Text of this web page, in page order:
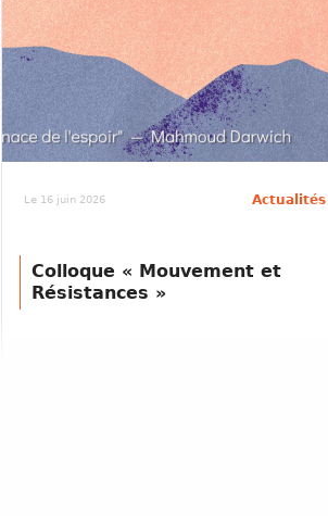
Le 16 juin 2026 Actualités
Colloque « Mouvement et
Résistances »